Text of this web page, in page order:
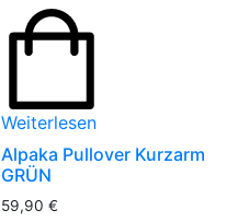
Weiterlesen
Alpaka Pullover Kurzarm
GRÜN
59,90€